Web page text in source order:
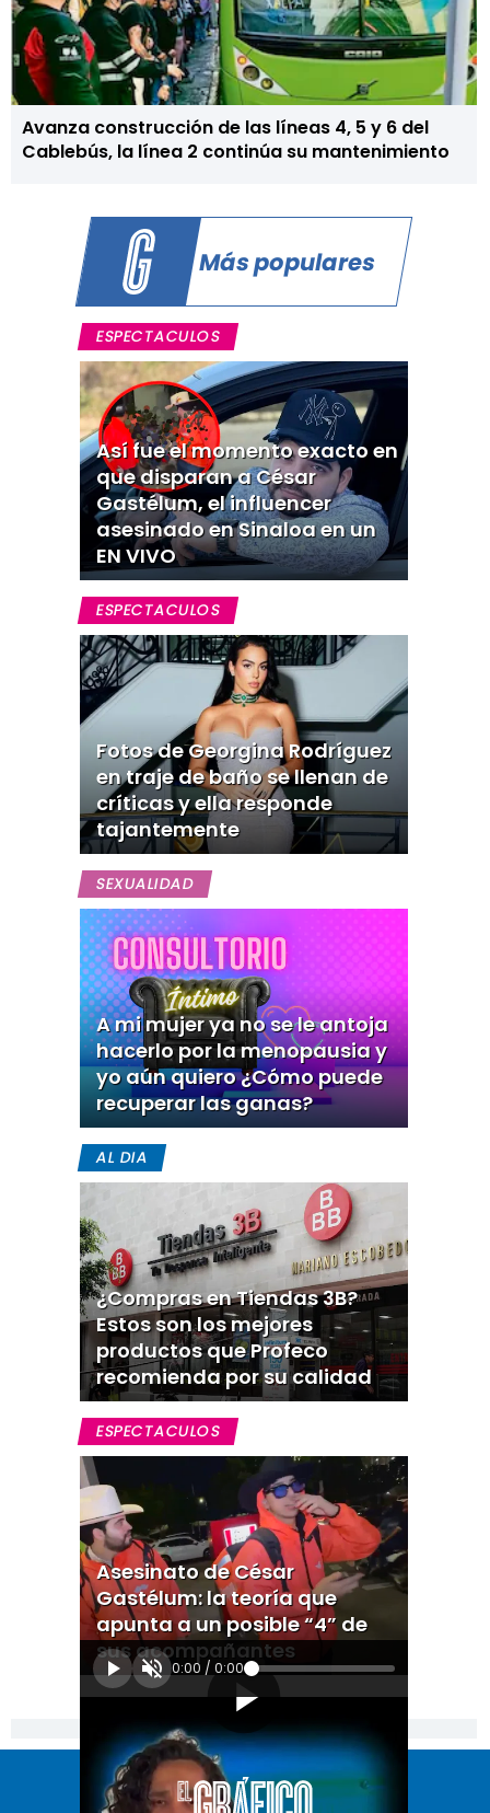
Avanza construcción de las líneas 4, 5 y 6 del
Cablebús, la línea 2 continúa su mantenimiento
Más populares
ESPECTACULOS
Así fue el momento exacto en
que disparan a César
Gastélum, el influencer
asesinado en Sinaloa en un
EN VIVO
ESPECTACULOS
Fotos de Georgina Rodríguez
en traje de baño se llenan de
críticas y ella responde
tajantemente
SEXUALIDAD
A mi mujer ya no se le antoja
hacerlo por la menopausia y
yo aún quiero ¿Cómo puede
recuperar las ganas?
AL DIA
¿Compras en Tiendas 3B?
Estos son los mejores
productos que Profeco
recomienda por su calidad
ESPECTACULOS
Asesinato de César
Gastélum: la teoría que
apunta a un posible “4” de
sus acompañantes
0:00 / 0:00
[Publicidad]